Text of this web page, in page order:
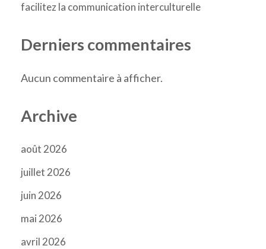
facilitez la communication interculturelle
Derniers commentaires
Aucun commentaire à afficher.
Archive
août 2026
juillet 2026
juin 2026
mai 2026
avril 2026